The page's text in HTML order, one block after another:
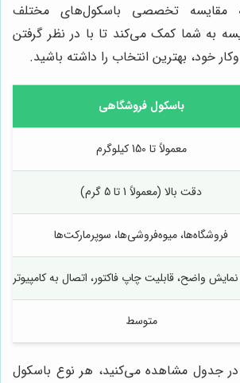
مقایسه تخصصی باسکول‌های مختلف
به شما کمک می‌کند تا با در نظر گرفتن
خود، بهترین انتخاب را داشته باشید.
باسکول فروشگاهی
معمولاً تا 150 کیلوگرم
دقت بالا (معمولاً 1 تا 5 گرم)
فروشگاه‌ها، میوه‌فروشی‌ها، سوپرمارکت‌ها
واضح، قابلیت چاپ فاکتور، اتصال به کامپیوتر
متوسط
در جدول مشاهده می‌کنید، هر نوع باسکول